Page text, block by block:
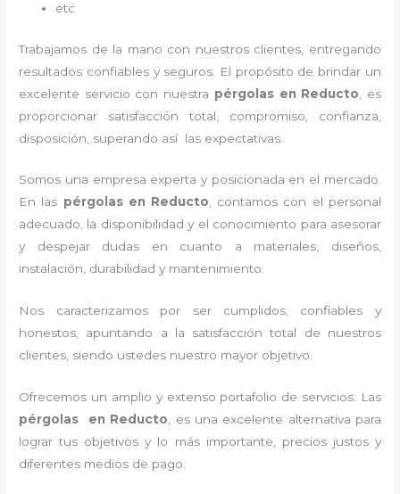
etc
Trabajamos de la mano con nuestros clientes, entregando
resultados confiables y seguros. El propósito de brindar un
excelente servicio con nuestra pérgolas en Reducto , es
proporcionar satisfacción total, compromiso, confianza,
disposición, superando así las expectativas.
Somos una empresa experta y posicionada en el mercado.
En las pérgolasen Reducto, contamos con el personal
adecuado, la disponibilidad y el conocimiento para asesorar
y despejar dudas en cuanto a materiales, diseños,
instalación, durabilidad y mantenimiento.
Nos caracterizamos por ser cumplidos, confiables y
honestos, apuntando a la satisfacción total de nuestros
clientes, siendo ustedes nuestro mayor objetivo.
Ofrecemos un amplio y extenso portafolio de servicios. Las
pérgolas en Reducto , es una excelente alternativa para
lograr tus objetivos y lo más importante, precios justos y
diferentes medios de pago.